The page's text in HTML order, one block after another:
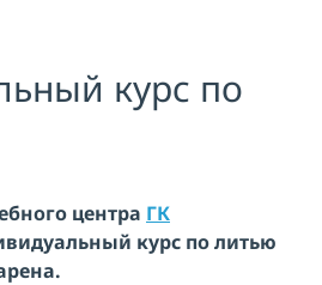
Я принимаю условия публичной
оферты, подтверждаю
ознакомление с
ОТПРАВИТЬ
курс по
центра ГК
курс по литью